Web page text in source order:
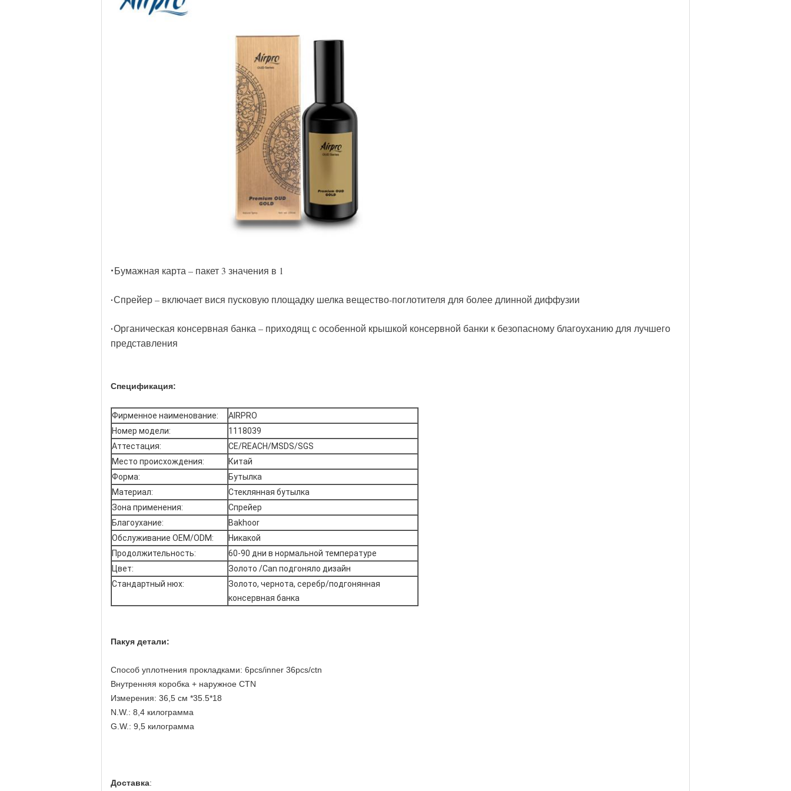
·Бумажная карта – пакет 3 значения в 1
·Спрейер – включает вися пусковую площадку шелка вещество-поглотителя для более длинной диффузии
·Органическая консервная банка – приходящ с особенной крышкой консервной банки к безопасному благоуханию для лучшего
представления
Спецификация:
Фирменное наименование:
AIRPRO
Номер модели:
1118039
Аттестация:
CE/REACH/MSDS/SGS
Место происхождения:
Китай
Форма:
Бутылка
Материал:
Стеклянная бутылка
Зона применения:
Спрейер
Благоухание:
Bakhoor
Обслуживание OEM/ODM:
Никакой
Продолжительность:
60-90 дни в нормальной температуре
Цвет:
Золото /Can подгоняло дизайн
Стандартный нюх:
Золото, чернота, серебр/подгонянная
консервная банка
Пакуя детали:
Способ уплотнения прокладками: 6pcs/inner 36pcs/ctn
Внутренняя коробка + наружное CTN
Измерения: 36,5 см *35.5*18
N.W.: 8,4 килограмма
G.W.: 9,5 килограмма
Доставка: